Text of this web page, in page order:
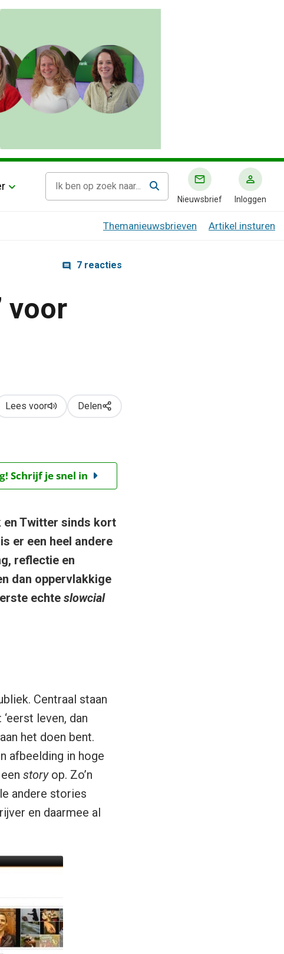
Nieuwsbrief Inloggen
Themanieuwsbrieven Artikel insturen
7 reacties
voor
Lees voor Delen
Schrijf je snel in
en Twitter sinds kort
er een heel andere
reflectie en
dan oppervlakkige
echteslowcial
Centraal staan
leven, dan
het doen bent.
afbeelding in hoge
storyop. Zo’n
andere stories
en daarmee al